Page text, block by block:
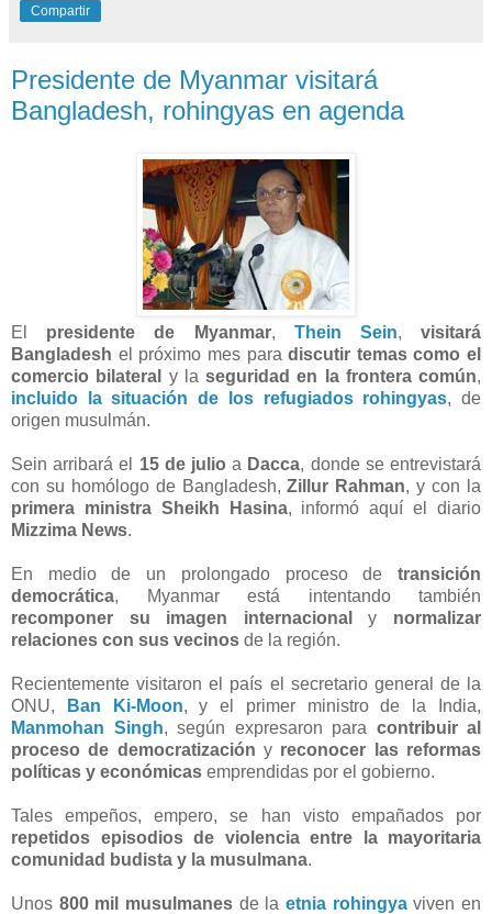
Compartir
Presidente de Myanmar visitará
Bangladesh, rohingyas en agenda
El presidente de Myanmar, Thein Sein,visitará
Bangladesh el próximo mes paradiscutir temas como el
comercio bilateral
y la seguridad en la frontera común,
incluido la situación de los refugiados rohingyas, de
origen musulmán.
Sein arribará el 15 de julio a Dacca, donde se entrevistará
con su homólogo de Bangladesh,Zillur Rahman, y con la
primera ministra Sheikh Hasina, informó aquí el diario
Mizzima News.
En medio de un prolongado proceso de transición
democrática, Myanmar está intentando también
recomponer su imagen internacional
y normalizar
relaciones con sus vecinos de la región.
Recientemente visitaron el país el secretario general de la
ONU,
Ban Ki-Moon, y el primer ministro de la India,
Manmohan Singh, según expresaron para contribuir al
proceso de democratización y reconocer las reformas
políticas y económicas emprendidas por el gobierno.
Tales empeños, empero, se han visto empañados por
repetidos episodios de violencia entre la mayoritaria
comunidad budista y la musulmana.
Unos 800 mil musulmanes de laetnia rohingyaviven en